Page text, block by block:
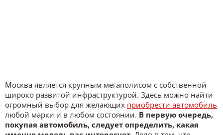
Москва является крупным мегаполисом с собственной
широко развитой инфраструктурой. Здесь можно найти
огромный выбор для желающих приобрести автомобиль
любой марки и в любом состоянии. В первую очередь,
покупая автомобиль, следует определить, какая